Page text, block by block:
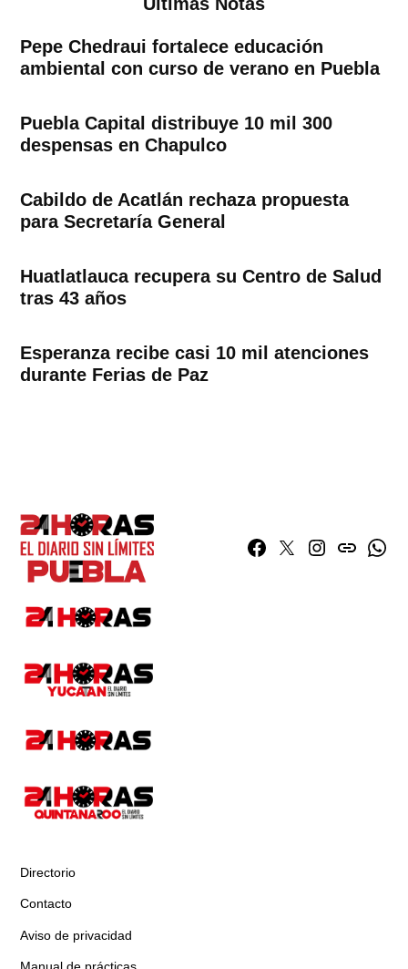
Pepe Chedraui fortalece educación
ambiental con curso de verano en Puebla
Puebla Capital distribuye 10 mil 300
despensas en Chapulco
Cabildo de Acatlán rechaza propuesta
para Secretaría General
Huatlatlauca recupera su Centro de Salud
tras 43 años
Esperanza recibe casi 10 mil atenciones
durante Ferias de Paz
Facebook
TwitterInstagram
issuu
Directorio
Contacto
Aviso de privacidad